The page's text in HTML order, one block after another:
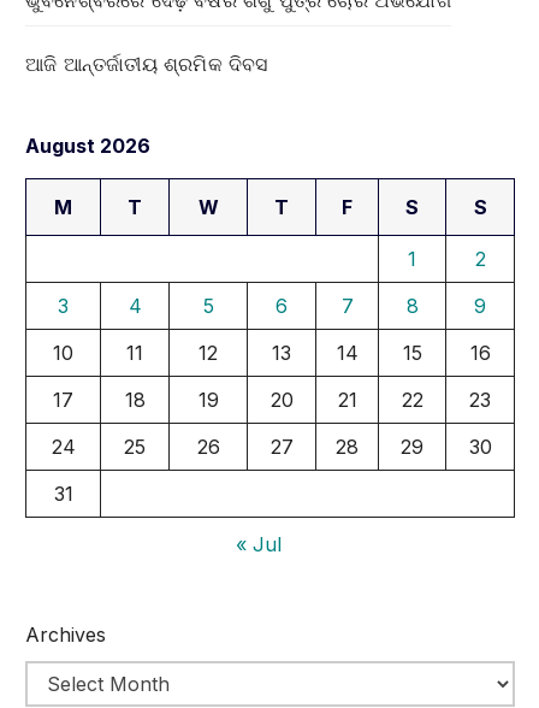
ଆଜି ଆନ୍ତର୍ଜାତୀୟ ଶ୍ରମିକ ଦିବସ
August 2026
M T W T F S S
1
2
3
4 5 6 7 8
9
10
11 12 13 14 15
16
17
18 19 20 21 22
23
24
25 26 27 28 29
30
31
« Jul
Archives